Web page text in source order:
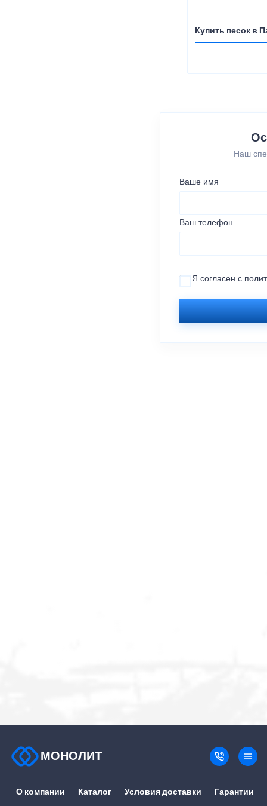
Купить песок в
Наш
Ваше имя
Ваш телефон
Я согласен с
МОНОЛИТ
О компании Каталог Условия доставки Гарантии